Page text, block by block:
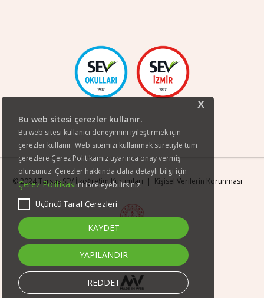
x
Bu web sitesi çerezler kullanır.
Bu web sitesi kullanıcı deneyimini iyileştirmek için
çerezler kullanır. Web sitemizi kullanmak suretiyle tüm
çerezlere Çerez Politikamız uyarınca onay vermiş
olursunuz. Çerezler hakkında daha detaylı bilgi için
Çerez Politikası'nı inceleyebilirsiniz.
Üçüncü Taraf Çerezleri
KAYDET
YAPILANDIR
REDDET
© 2024 Tarsus SEV İlköğretim Kurumları | Kişisel Verilerin Korunması